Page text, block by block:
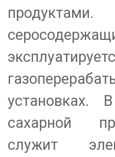
установках.
сахарной
служит